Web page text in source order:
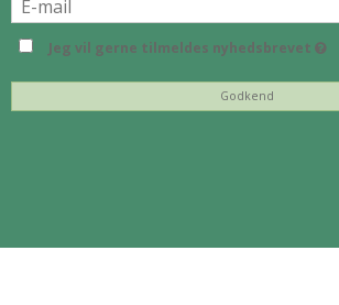
Jeg vil gerne tilmeldes nyhedsbrevet
Godkend